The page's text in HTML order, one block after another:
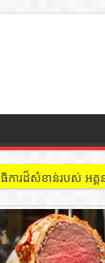
រដ៏សំខាន់របស់ អគ្គន